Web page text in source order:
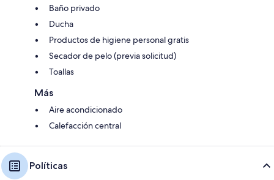
Baño privado
Ducha
Productos de higiene personal gratis
Secador de pelo (previa solicitud)
Toallas
Más
Aire acondicionado
Calefacción central
Políticas